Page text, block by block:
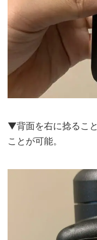
▼背面を右に捻るこ
ことが可能。